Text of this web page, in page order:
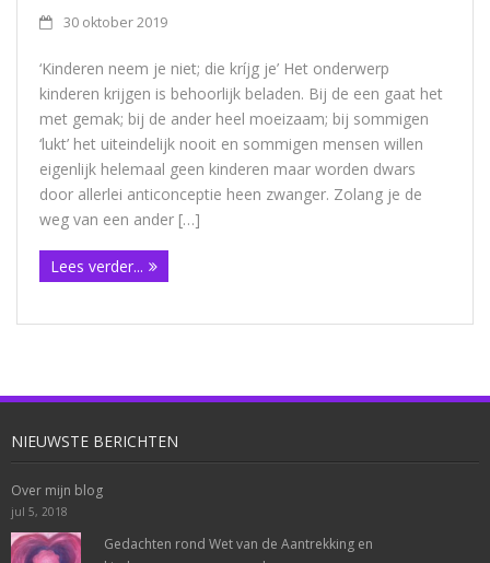
30 oktober 2019
‘Kinderen neem je niet; die kríjg je’ Het onderwerp
kinderen krijgen is behoorlijk beladen. Bij de een gaat het
met gemak; bij de ander heel moeizaam; bij sommigen
‘lukt’ het uiteindelijk nooit en sommigen mensen willen
eigenlijk helemaal geen kinderen maar worden dwars
door allerlei anticonceptie heen zwanger. Zolang je de
weg van een ander […]
Lees verder...
NIEUWSTE BERICHTEN
Over mijn blog
jul 5, 2018
Gedachten rond Wet van de Aantrekking en